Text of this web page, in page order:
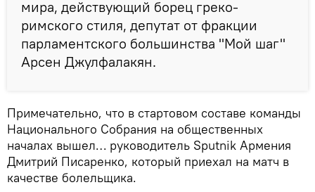
мира, действующий борец греко-
римского стиля, депутат от фракции
парламентского большинства "Мой шаг"
Арсен Джулфалакян.
Примечательно, что в стартовом составе команды
Национального Собрания на общественных
началах вышел… руководитель Sputnik Армения
Дмитрий Писаренко, который приехал на матч в
качестве болельщика.